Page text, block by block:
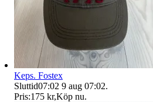
Keps. Fostex
Sluttid07:02 9 aug 07:02.
Pris:175 kr,Köp nu.